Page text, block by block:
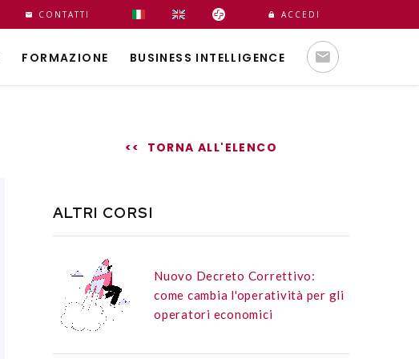
<< TORNA ALL'ELENCO
ALTRI CORSI
Nuovo Decreto Correttivo:
come cambia l'operatività per gli
operatori economici
CONTATTI ACCEDI
FORMAZIONE BUSINESS INTELLIGENCE